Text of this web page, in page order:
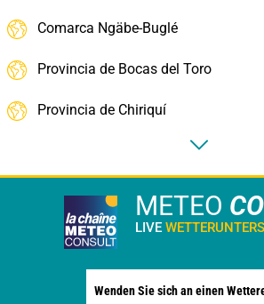
Comarca Ngäbe-Buglé
Provincia de Bocas del Toro
Provincia de Chiriquí
METEO
LIVE
Wenden Sie sich an einen